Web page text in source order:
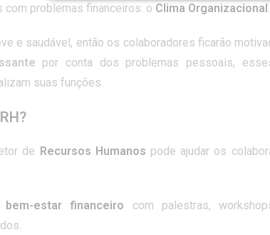
problemas financeiros: o Clima Organizacional.
e saudável, então os colaboradores ficarão
por conta dos problemas pessoais,
suas funções.
de Recursos Humanos pode ajudar os
estar financeiro com palestras,